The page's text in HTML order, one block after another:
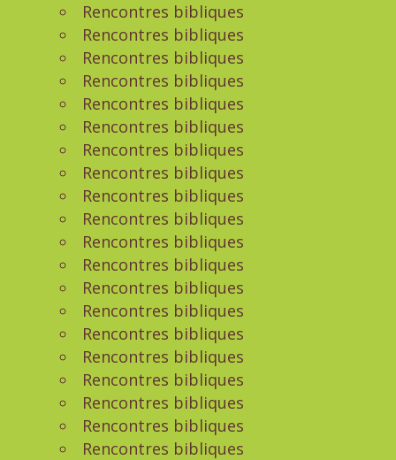
Rencontres bibliques
Rencontres bibliques
Rencontres bibliques
Rencontres bibliques
Rencontres bibliques
Rencontres bibliques
Rencontres bibliques
Rencontres bibliques
Rencontres bibliques
Rencontres bibliques
Rencontres bibliques
Rencontres bibliques
Rencontres bibliques
Rencontres bibliques
Rencontres bibliques
Rencontres bibliques
Rencontres bibliques
Rencontres bibliques
Rencontres bibliques
Rencontres bibliques